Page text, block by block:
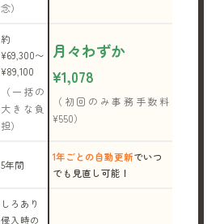
念）
約
¥69,300〜
¥89,100
（一括の
大きな負
担）
月々わずか
¥1,078
（初回のみ事務手数料
¥550）
5年間
1年ごとの自動更新でいつ
でも見直し可能！
しろあり
侵入時の